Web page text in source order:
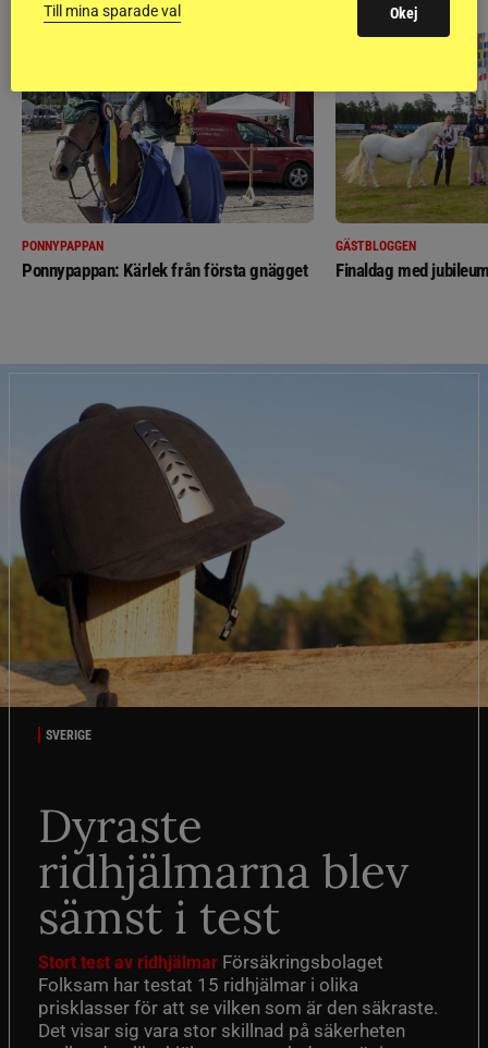
PONNYPAPPAN
Ponnypappan: Kärlek från första gnägget
GÄSTBLOGGEN
Finaldag med
SVERIGE
Dyraste
ridhjälmarna blev
sämst i test
Stort test av ridhjälmar Försäkringsbolaget
Folksam har testat 15 ridhjälmar i olika
prisklasser för att se vilken som är den säkraste.
Det visar sig vara stor skillnad på säkerheten
Till mina sparade val Okej